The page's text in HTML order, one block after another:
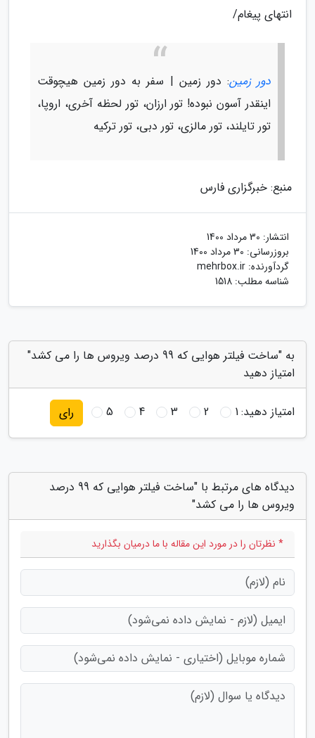
انتهای پیغام/
دور زمین: دور زمین | سفر به دور زمین هیچوقت
اینقدر آسون نبوده! تور ارزان، تور لحظه آخری، اروپا،
تور تایلند، تور مالزی، تور دبی، تور ترکیه
منبع: خبرگزاری فارس
انتشار: 30 مرداد 1400
بروزرسانی: 30 مرداد 1400
گردآورنده: mehrbox.ir
شناسه مطلب: 1518
به "ساخت فیلتر هوایی که 99 درصد ویروس ها را می کشد"
امتیاز دهید
امتیاز دهید:1
2
3
4
5 رای
دیدگاه های مرتبط با "ساخت فیلتر هوایی که 99 درصد
ویروس ها را می کشد"
* نظرتان را در مورد این مقاله با ما درمیان بگذارید